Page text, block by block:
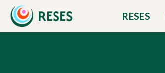
RESES